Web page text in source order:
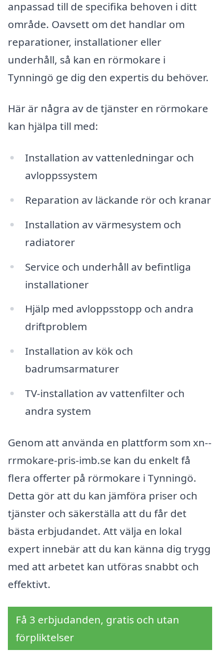
anpassad till de specifika behoven i ditt
område. Oavsett om det handlar om
reparationer, installationer eller
underhåll, så kan en rörmokare i
Tynningö ge dig den expertis du behöver.
Här är några av de tjänster en rörmokare
kan hjälpa till med:
Installation av vattenledningar och
avloppssystem
Reparation av läckande rör och kranar
Installation av värmesystem och
radiatorer
Service och underhåll av befintliga
installationer
Hjälp med avloppsstopp och andra
driftproblem
Installation av kök och
badrumsarmaturer
TV-installation av vattenfilter och
andra system
Genom att använda en plattform som xn--
rrmokare-pris-imb.se kan du enkelt få
flera offerter på rörmokare i Tynningö.
Detta gör att du kan jämföra priser och
tjänster och säkerställa att du får det
bästa erbjudandet. Att välja en lokal
expert innebär att du kan känna dig trygg
med att arbetet kan utföras snabbt och
effektivt.
Få 3 erbjudanden, gratis och utan
förpliktelser